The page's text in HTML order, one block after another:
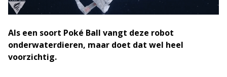
Als een soort Poké Ball vangt deze robot
onderwaterdieren, maar doet dat wel heel
voorzichtig.